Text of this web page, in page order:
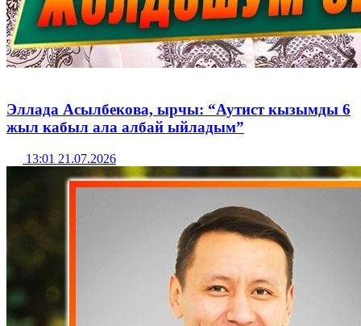
Эллада Асылбекова, ырчы: “Аутист кызымды 6
жыл кабыл ала албай ыйладым”
13:01 21.07.2026